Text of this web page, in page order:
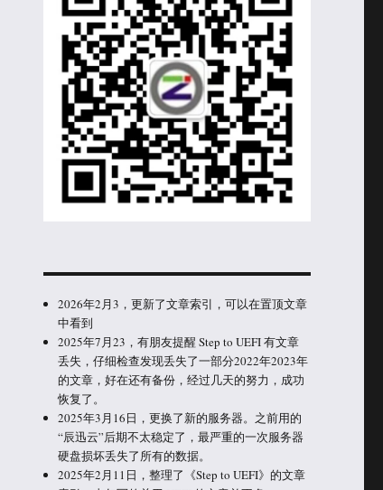
2026年2月3，更新了文章索引，可以在置顶文章
中看到
2025年7月23，有朋友提醒 Step to UEFI 有文章
丢失，仔细检查发现丢失了一部分2022年2023年
的文章，好在还有备份，经过几天的努力，成功
恢复了。
2025年3月16日，更换了新的服务器。之前用的
“辰迅云”后期不太稳定了，最严重的一次服务器
硬盘损坏丢失了所有的数据。
2025年2月11日，整理了《Step to UEFI》的文章